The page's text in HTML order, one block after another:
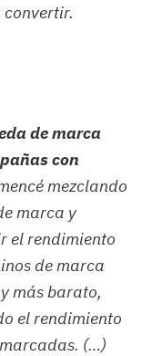
convertir.
de marca
con
mezclando
marca y
el rendimiento
de marca
más barato,
el rendimiento
(…)